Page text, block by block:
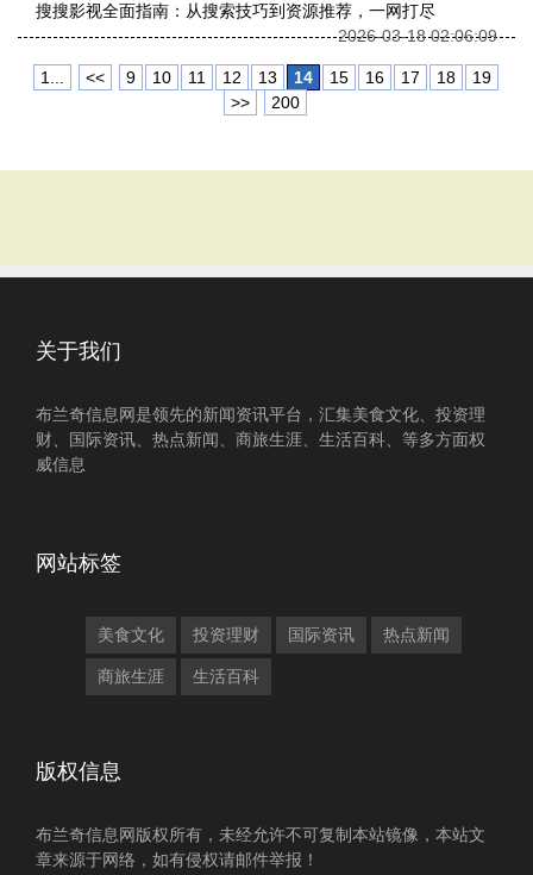
搜搜影视全面指南：从搜索技巧到资源推荐，一网打尽
2026-03-18 02:06:09
1... << 9 10 11 12 13 14 15 16 17 18
19
>>
200
关于我们
布兰奇信息网是领先的新闻资讯平台，汇集美食文化、投资理
财、国际资讯、热点新闻、商旅生涯、生活百科、等多方面权
威信息
网站标签
美食文化 投资理财 国际资讯 热点新闻
商旅生涯 生活百科
版权信息
布兰奇信息网版权所有，未经允许不可复制本站镜像，本站文
章来源于网络，如有侵权请邮件举报！